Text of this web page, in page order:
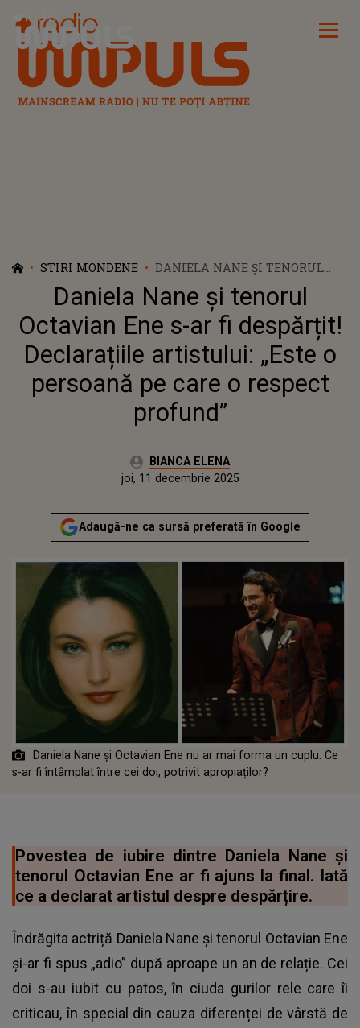
Radio Impuls
STIRI MONDENE
DANIELA NANE ȘI TENORUL
OCTAVIAN ENE S-AR FI
DESPĂRȚIT! DECLARAȚIILE
ARTISTULUI: „ESTE O
PERSOANĂ PE CARE O RESPECT
PROFUND”
Daniela Nane și tenorul
Octavian Ene s-ar fi despărțit!
Declarațiile artistului: „Este o
persoană pe care o respect
profund”
Autor:BIANCA ELENA
Publicat:
joi, 11 decembrie 2025
Adaugă-ne ca sursă preferată în Google
Daniela Nane și Octavian Ene nu ar mai forma un cuplu. Ce
s-ar fi întâmplat între cei doi, potrivit apropiaților?
Povestea de iubire dintre Daniela Nane și
tenorul Octavian Ene ar fi ajuns la final. Iată
ce a declarat artistul despre despărțire.
Îndrăgita actriță Daniela Nane și tenorul Octavian Ene
și-ar fi spus „adio” după aproape un an de relație. Cei
doi s-au iubit cu patos, în ciuda gurilor rele care îi
criticau, în special din cauza diferenței de vârstă de